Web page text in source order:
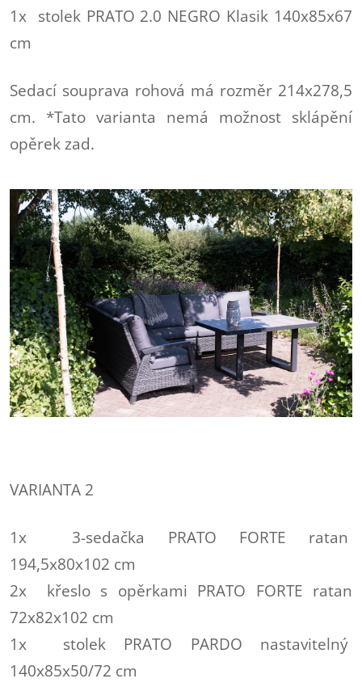
1x stolek PRATO 2.0 NEGRO Klasik 140x85x67
cm
Sedací souprava rohová má rozměr 214x278,5
cm. *Tato varianta nemá možnost sklápění
opěrek zad.
VARIANTA 2
1x 3-sedačka PRATO FORTE ratan
194,5x80x102 cm
2x křeslo s opěrkami PRATO FORTE ratan
72x82x102 cm
1x stolek PRATO PARDO nastavitelný
140x85x50/72 cm